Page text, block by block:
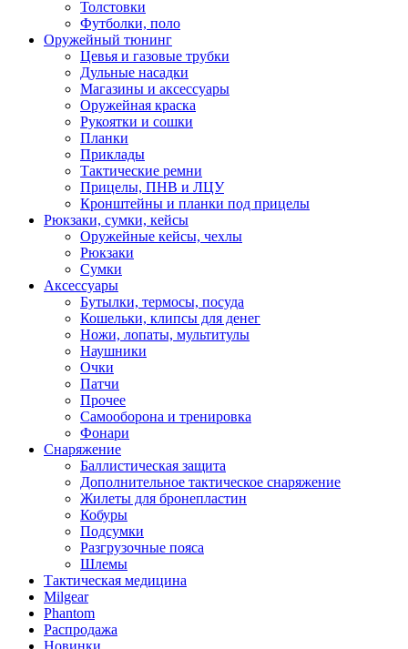
Толстовки
Футболки, поло
Оружейный тюнинг
Цевья и газовые трубки
Дульные насадки
Магазины и аксессуары
Оружейная краска
Рукоятки и сошки
Планки
Приклады
Тактические ремни
Прицелы, ПНВ и ЛЦУ
Кронштейны и планки под прицелы
Рюкзаки, сумки, кейсы
Оружейные кейсы, чехлы
Рюкзаки
Сумки
Аксессуары
Бутылки, термосы, посуда
Кошельки, клипсы для денег
Ножи, лопаты, мультитулы
Наушники
Очки
Патчи
Прочее
Самооборона и тренировка
Фонари
Снаряжение
Баллистическая защита
Дополнительное тактическое снаряжение
Жилеты для бронепластин
Кобуры
Подсумки
Разгрузочные пояса
Шлемы
Тактическая медицина
Milgear
Phantom
Распродажа
Новинки